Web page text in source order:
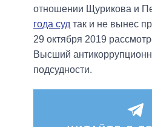
отношении Щурикова и
года суд так и не вынес
29 октября 2019
Высший
подсудности.